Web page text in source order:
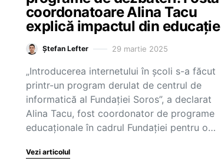
coordonatoare Alina Tacu
explică impactul din educație
Ștefan Lefter 29 martie 2025
„Introducerea internetului în școli s-a făcut
printr-un program derulat de centrul de
informatică al Fundației Soros”, a declarat
Alina Tacu, fost coordonator de programe
educaționale în cadrul Fundației pentru o…
Vezi articolul